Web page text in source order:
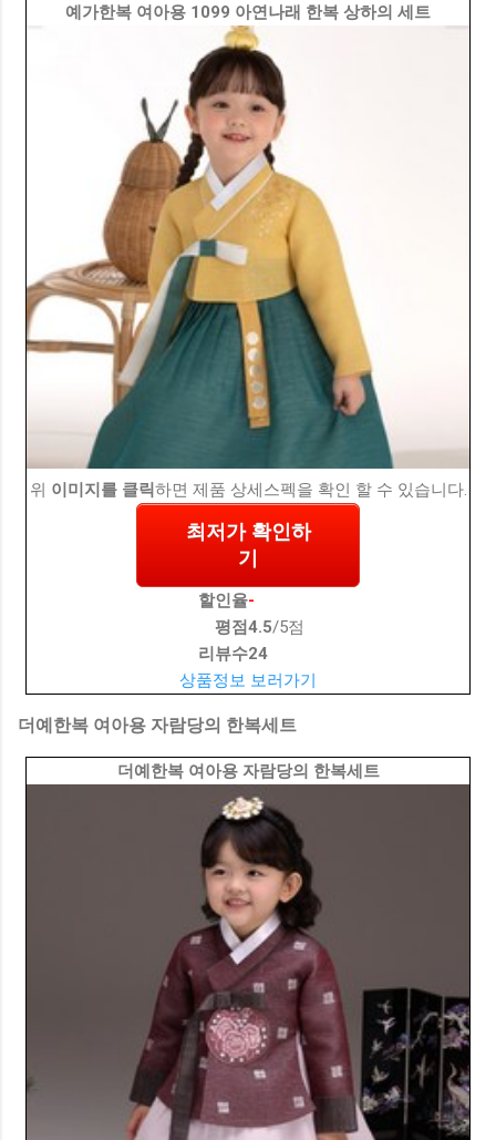
예가한복 여아용 1099 아연나래 한복 상하의 세트
위 이미지를 클릭하면 제품 상세스펙을 확인 할 수 있습니다.
최저가 확인하
기
할인율-
평점4.5/5점
리뷰수24
상품정보 보러가기
더예한복 여아용 자람당의 한복세트
더예한복 여아용 자람당의 한복세트